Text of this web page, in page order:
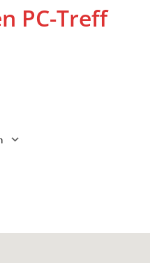
PC-Treff